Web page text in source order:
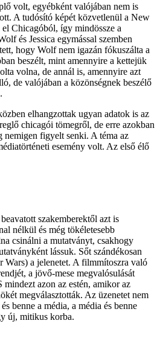
volt, egyébként valójában nem is
A tudósító képét közvetlenül a New
Chicagóból, így mindössze a
és Jessica egymással szemben
hogy Wolf nem igazán fókuszálta a
beszélt, mint amennyire a kettejük
volna, de annál is, amennyire azt
de valójában a közönségnek beszélő
elhangzottak ugyan adatok is az
chicagói tömegről, de erre azokban
nemigen figyelt senki. A téma az
esemény volt. Az első élő
szakemberektől azt is
nélkül és még tökéletesebb
csinálni a mutatványt, csakhogy
lássuk. Sőt szándékosan
Wars) a jelenetet. A filmmítoszra való
a jövő-mese megvalósulását
azon az estén, amikor az
megválasztották. Az üzenetet nem
benne a média, a média és benne
új, mitikus korba.